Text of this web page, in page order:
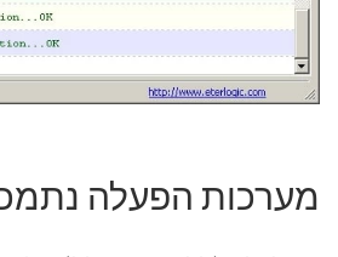
מערכות הפעלה